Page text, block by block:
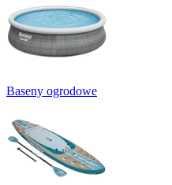
Baseny ogrodowe